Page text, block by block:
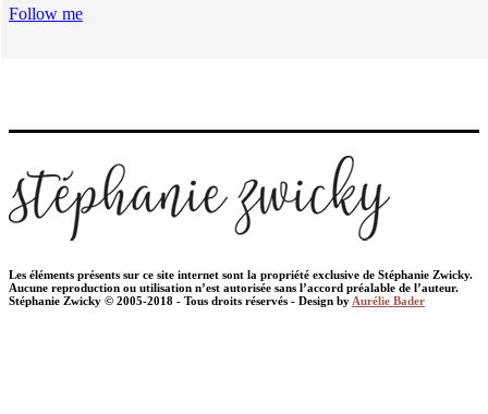
Follow me
Les éléments présents sur ce site internet sont la propriété exclusive de Stéphanie Zwicky.
Aucune reproduction ou utilisation n’est autorisée sans l’accord préalable de l’auteur.
Stéphanie Zwicky © 2005-2018 - Tous droits réservés - Design by Aurélie Bader